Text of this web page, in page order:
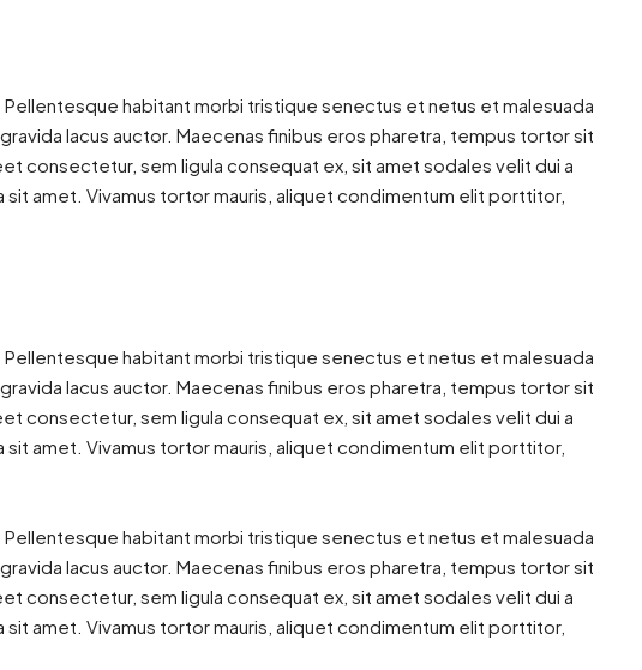
habitant morbi tristique senectus et netus et malesuada
lacus auctor. Maecenas finibus eros pharetra, tempus tortor sit
consectetur, sem ligula consequat ex, sit amet sodales velit dui a
amet. Vivamus tortor mauris, aliquet condimentum elit porttitor,
habitant morbi tristique senectus et netus et malesuada
lacus auctor. Maecenas finibus eros pharetra, tempus tortor sit
consectetur, sem ligula consequat ex, sit amet sodales velit dui a
amet. Vivamus tortor mauris, aliquet condimentum elit porttitor,
habitant morbi tristique senectus et netus et malesuada
lacus auctor. Maecenas finibus eros pharetra, tempus tortor sit
consectetur, sem ligula consequat ex, sit amet sodales velit dui a
amet. Vivamus tortor mauris, aliquet condimentum elit porttitor,